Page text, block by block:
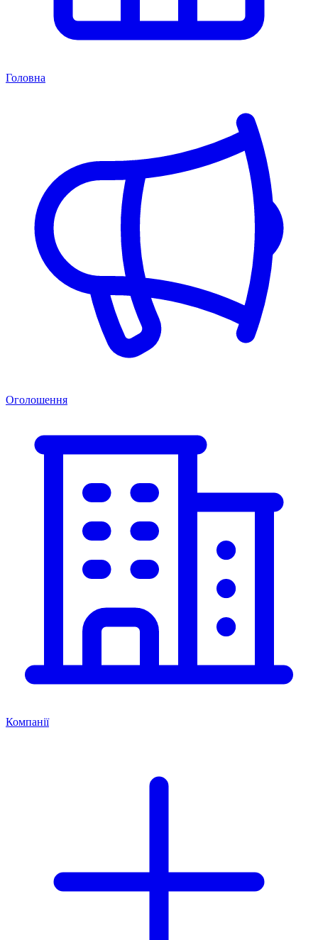
Головна
Оголошення
Компанії